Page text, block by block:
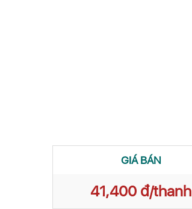
GIÁ BÁN
41,400 đ/thanh